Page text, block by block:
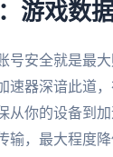
游戏数
号安全就是最
速器深谙此道
从你的设备到
输，最大程度